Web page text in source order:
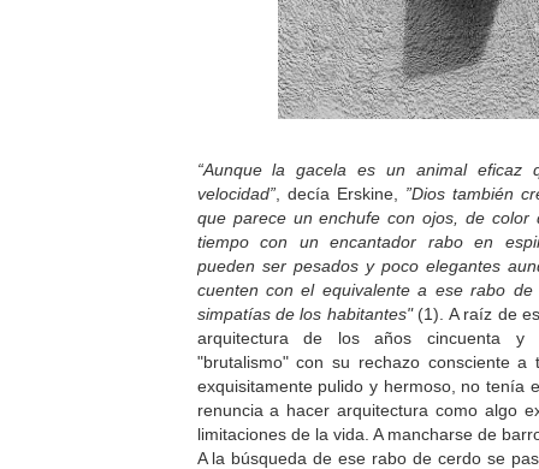
“Aunque la gacela es un animal eficaz
velocidad”, decía Erskine,
”Dios también
que parece un enchufe con ojos, de color
tiempo con un encantador rabo en
pueden ser pesados y poco elegantes
cuenten con el equivalente a ese rabo
simpatías de los habitantes" (1). A raíz de
arquitectura de los años cincuenta y
"brutalismo" con su rechazo consciente a
exquisitamente pulido y hermoso, no tenía
renuncia a hacer arquitectura como algo
limitaciones de la vida. A mancharse de
A la búsqueda de ese rabo de cerdo se